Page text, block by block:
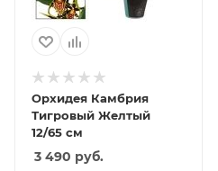
Орхидея Камбрия
Тигровый Желтый
12/65 см
3 490 руб.